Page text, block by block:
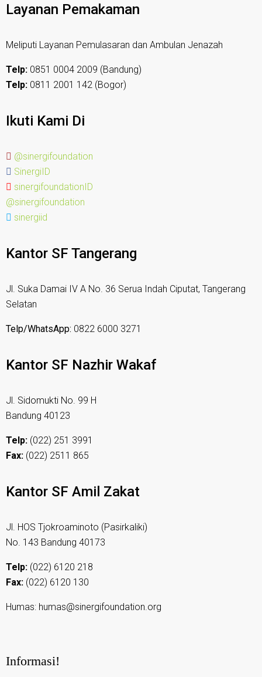
Layanan Pemakaman
Meliputi Layanan Pemulasaran dan Ambulan Jenazah
Telp: 0851 0004 2009 (Bandung)
Telp: 0811 2001 142 (Bogor)
Ikuti Kami Di
@sinergifoundation
SinergiID
sinergifoundationID
@sinergifoundation
sinergiid
Kantor SF Tangerang
Jl. Suka Damai IV A No. 36 Serua Indah Ciputat, Tangerang
Selatan
Telp/WhatsApp: 0822 6000 3271
Kantor SF Nazhir Wakaf
Jl. Sidomukti No. 99 H
Bandung 40123
Telp: (022) 251 3991
Fax: (022) 2511 865
Kantor SF Amil Zakat
Jl. HOS Tjokroaminoto (Pasirkaliki)
No. 143 Bandung 40173
Telp: (022) 6120 218
Fax: (022) 6120 130
Humas: humas@sinergifoundation.org
Informasi!